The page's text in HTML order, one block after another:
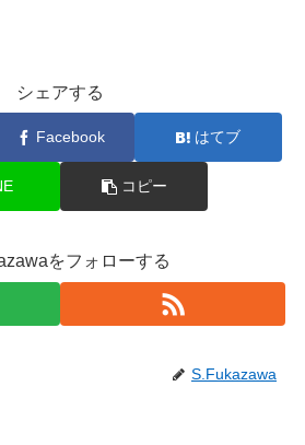
シェアする
Facebook はてブ
コピー
をフォローする
S.Fukazawa